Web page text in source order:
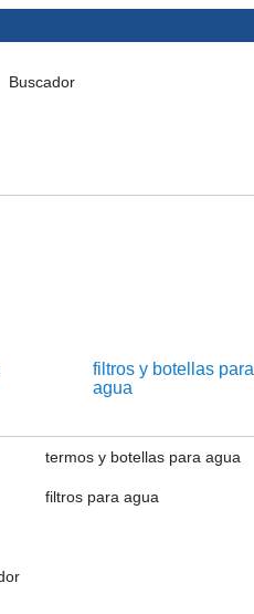
Buscador
filtros y botellas para
agua
termos y botellas para agua
filtros para agua